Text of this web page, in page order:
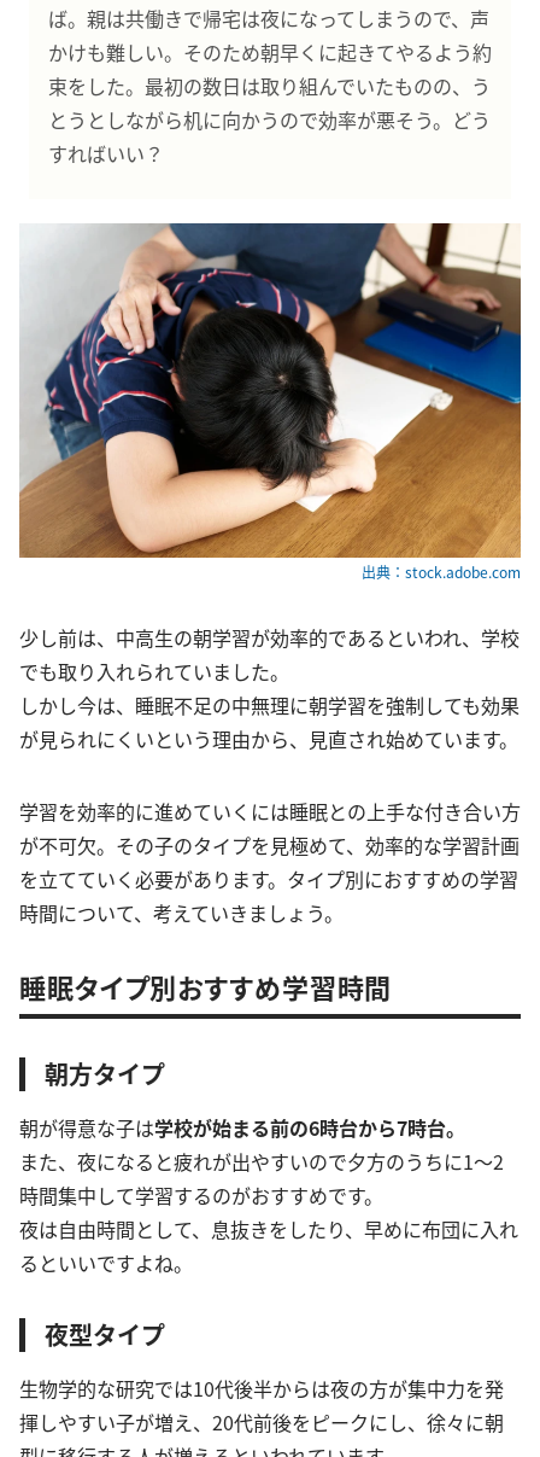
ば。親は共働きで帰宅は夜になってしまうので、声
かけも難しい。そのため朝早くに起きてやるよう約
束をした。最初の数日は取り組んでいたものの、う
とうとしながら机に向かうので効率が悪そう。どう
すればいい？
出典：stock.adobe.com
少し前は、中高生の朝学習が効率的であるといわれ、学校
でも取り入れられていました。
しかし今は、睡眠不足の中無理に朝学習を強制しても効果
が見られにくいという理由から、見直され始めています。
学習を効率的に進めていくには睡眠との上手な付き合い方
が不可欠。その子のタイプを見極めて、効率的な学習計画
を立てていく必要があります。タイプ別におすすめの学習
時間について、考えていきましょう。
睡眠タイプ別おすすめ学習時間
朝方タイプ
朝が得意な子は学校が始まる前の6時台から7時台。
また、夜になると疲れが出やすいので夕方のうちに1～2
時間集中して学習するのがおすすめです。
夜は自由時間として、息抜きをしたり、早めに布団に入れ
るといいですよね。
夜型タイプ
生物学的な研究では10代後半からは夜の方が集中力を発
揮しやすい子が増え、20代前後をピークにし、徐々に朝